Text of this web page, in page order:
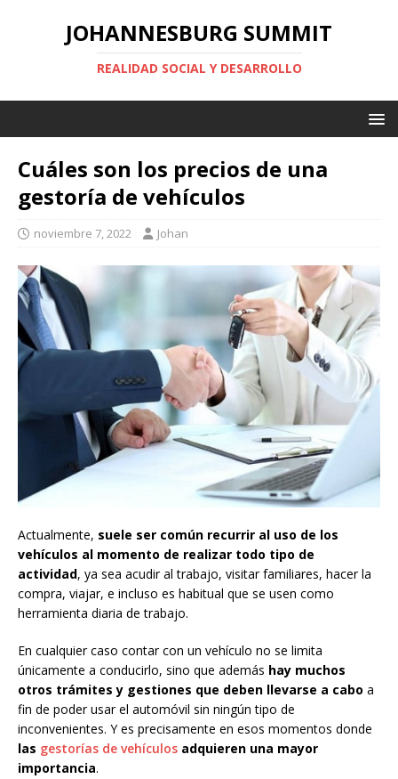
JOHANNESBURG SUMMIT
REALIDAD SOCIAL Y DESARROLLO
Cuáles son los precios de una
gestoría de vehículos
noviembre 7, 2022 Johan
Actualmente, suele ser común recurrir al uso de los
vehículos al momento de realizar todo tipo de
actividad, ya sea acudir al trabajo, visitar familiares, hacer la
compra, viajar, e incluso es habitual que se usen como
herramienta diaria de trabajo.
En cualquier caso contar con un vehículo no se limita
únicamente a conducirlo, sino que además hay muchos
otros trámites y gestiones que deben llevarse a cabo a
fin de poder usar el automóvil sin ningún tipo de
inconvenientes. Y es precisamente en esos momentos donde
las gestorías de vehículos adquieren una mayor
importancia.